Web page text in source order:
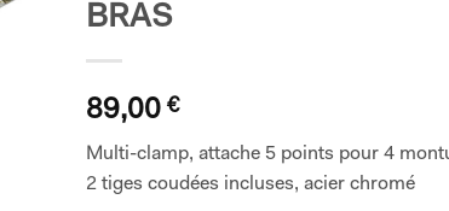
BRAS
89,00 €
Multi-clamp, attache 5 points pour 4
2 tiges coudées incluses, acier chromé